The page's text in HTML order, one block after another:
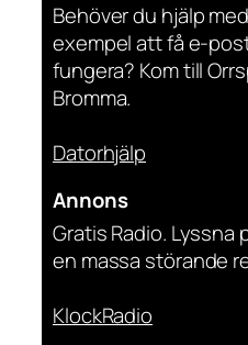
Behöver du hjälp
exempel att få e-
fungera? Kom till
Bromma.
Datorhjälp
Annons
Gratis Radio. Lyssna
en massa störande
KlockRadio